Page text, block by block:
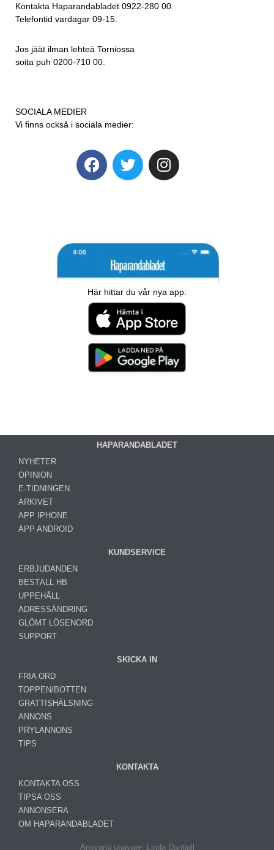
Kontakta Haparandabladet 0922-280 00.
Telefontid vardagar 09-15.
Jos jäät ilman lehteä Torniossa
soita puh 0200-710 00.
SOCIALA MEDIER
Vi finns också i sociala medier:
Här hittar du vår nya app:
HAPARANDABLADET
NYHETER
OPINION
E-TIDNINGEN
ARKIVET
APP IPHONE
APP ANDROID
KUNDSERVICE
ERBJUDANDEN
BESTÄLL HB
UPPEHÅLL
ADRESSÄNDRING
GLÖMT LÖSENORD
SUPPORT
SKICKA IN
FRIA ORD
TOPPEN/BOTTEN
GRATTISHÄLSNING
ANNONS
PRYLANNONS
TIPS
KONTAKTA
KONTAKTA OSS
TIPSA OSS
ANNONSERA
OM HAPARANDABLADET
Ansvarig utgivare: Linda Danhall